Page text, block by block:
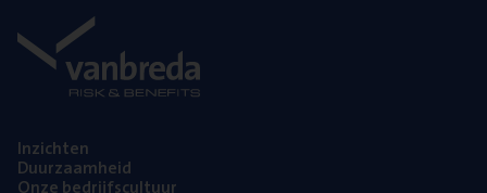
Inzich­ten
Duur­zaam­heid
Onze bedrijfs­cul­tuur